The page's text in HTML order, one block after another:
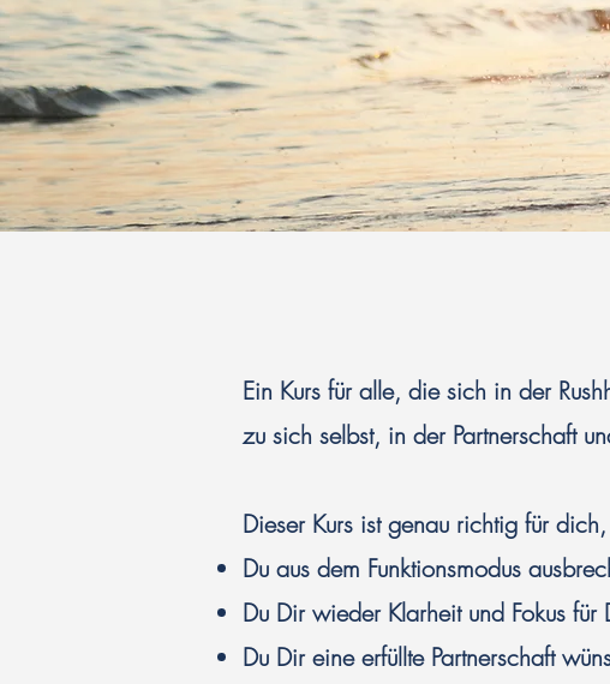
Ein Kurs für alle, die sich in der
zu sich selbst, in der Partnerschaft
Dieser Kurs ist genau richtig für
Du aus dem Funktionsmodus
Du Dir wieder Klarheit und Fokus
Du Dir eine erfüllte Partnerschaft